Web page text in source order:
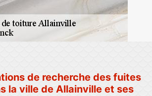
de recherche des fuites
la ville de Allainville et ses